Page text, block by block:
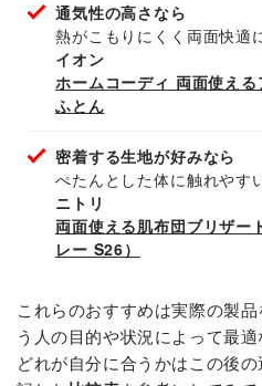
通気性の高さなら
熱がこもりにくく両面快適
イオン
ホームコーディ 両面使え
ふとん
密着する生地が好みなら
ぺたんとした体に触れやす
ニトリ
両面使える肌布団ブリザー
レー S26）
これらのおすすめは実際の製
う人の目的や状況によって最適
どれが自分に合うかはこの後